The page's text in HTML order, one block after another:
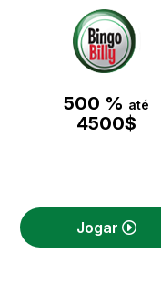
500 % até
4500$
Jogar